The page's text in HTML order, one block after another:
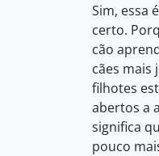
Sim, essa
certo.
cão
cães mais
filhotes
abertos a
significa
pouco